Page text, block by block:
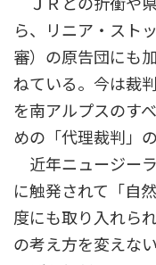
ら、リニア・スト
審）の原告団にも
ねている。今は裁
を南アルプスのす
めの「代理裁判」
近年ニュージー
に触発されて「自
度にも取り入れら
の考え方を変えな